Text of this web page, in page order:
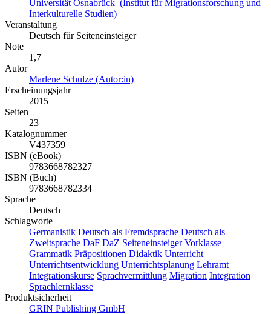
Universität Osnabrück (Institut für Migrationsforschung und
Interkulturelle Studien)
Veranstaltung
Deutsch für Seiteneinsteiger
Note
1,7
Autor
Marlene Schulze (Autor:in)
Erscheinungsjahr
2015
Seiten
23
Katalognummer
V437359
ISBN (eBook)
9783668782327
ISBN (Buch)
9783668782334
Sprache
Deutsch
Schlagworte
Germanistik Deutsch als Fremdsprache Deutsch als
Zweitsprache DaF DaZ Seiteneinsteiger Vorklasse
Grammatik Präpositionen Didaktik Unterricht
Unterrichtsentwicklung Unterrichtsplanung Lehramt
Integrationskurse Sprachvermittlung Migration Integration
Sprachlernklasse
Produktsicherheit
GRIN Publishing GmbH